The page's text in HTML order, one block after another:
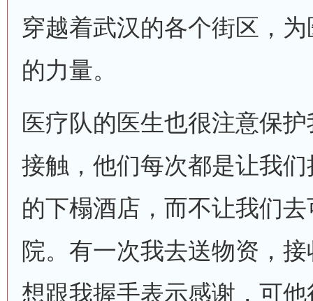
穿越着武汉的各个街区，
的力量。
医疗队的医生也很注意保
接触，他们每次都是让我
的下榻酒店，而不让我们
院。有一次我去送物资，
想跟我握手表示感谢，可